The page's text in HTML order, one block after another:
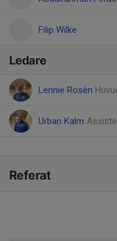
Filip Wilke
Ledare
Lennie Rosèn
Urban Kalm
Referat